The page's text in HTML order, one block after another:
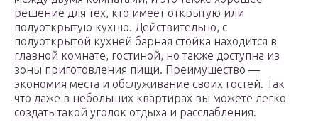
решение для тех, кто имеет открытую или
полуоткрытую кухню. Действительно, с
полуоткрытой кухней барная стойка находится в
главной комнате, гостиной, но также доступна из
зоны приготовления пищи. Преимущество —
экономия места и обслуживание своих гостей. Так
что даже в небольших квартирах вы можете легко
создать такой уголок отдыха и расслабления.